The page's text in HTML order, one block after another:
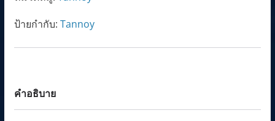
ป้ายกำกับ: Tannoy
คำอธิบาย